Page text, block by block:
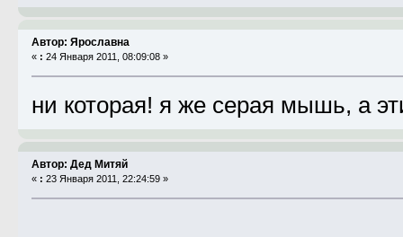
Автор: Ярославна
« : 24 Января 2011, 08:09:08 »
ни которая! я же серая мышь, а
Автор: Дед Митяй
« : 23 Января 2011, 22:24:59 »